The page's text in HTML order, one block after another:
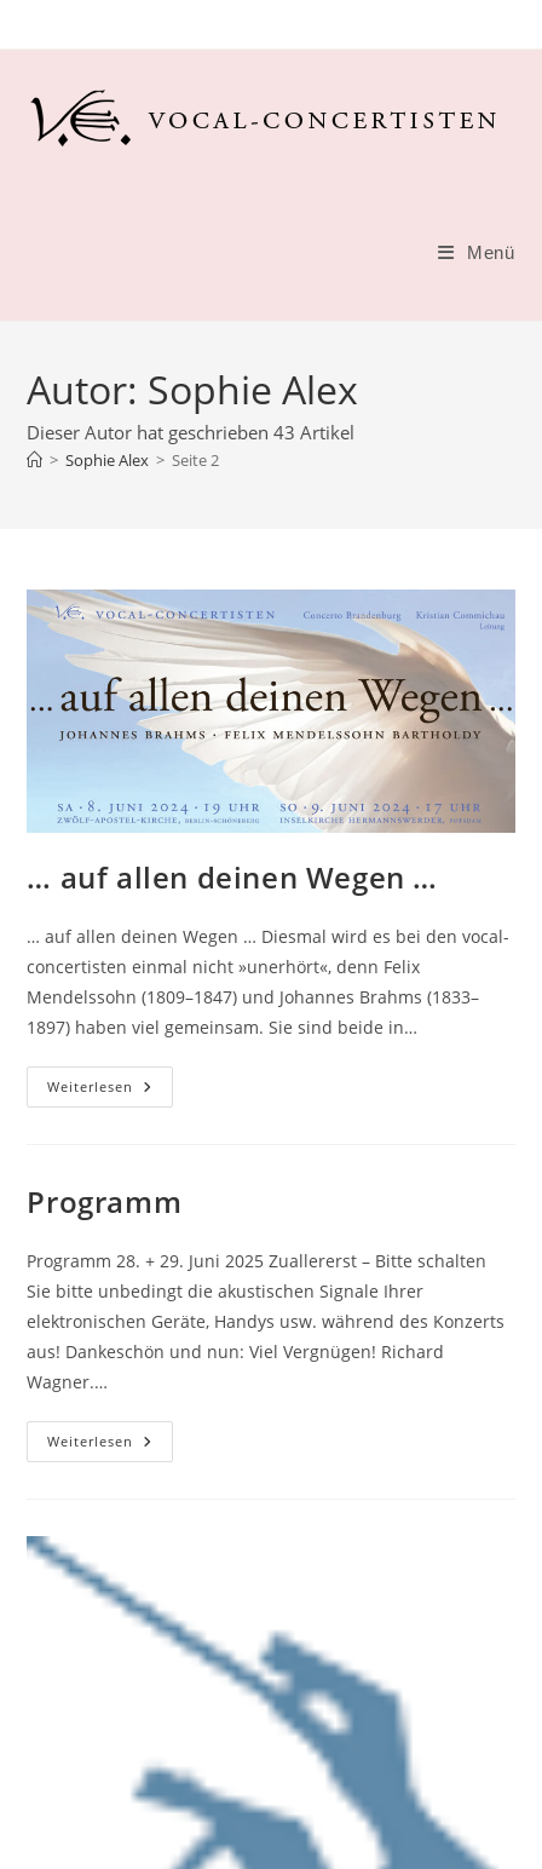
Inhalt
Menü
Autor: Sophie Alex
Dieser Autor hat geschrieben 43 Artikel
> Sophie Alex > Seite 2
… auf allen deinen Wegen …
… auf allen deinen Wegen … Diesmal wird es bei den vocal-
concertisten einmal nicht »unerhört«, denn Felix
Mendelssohn (1809–1847) und Johannes Brahms (1833–
1897) haben viel gemeinsam. Sie sind beide in…
Weiterlesen …
Auf
Programm
Programm 28. + 29. Juni 2025 Zuallererst – Bitte schalten
Sie bitte unbedingt die akustischen Signale Ihrer
elektronischen Geräte, Handys usw. während des Konzerts
aus! Dankeschön und nun: Viel Vergnügen! Richard
Wagner.…
Weiterlesen Programm